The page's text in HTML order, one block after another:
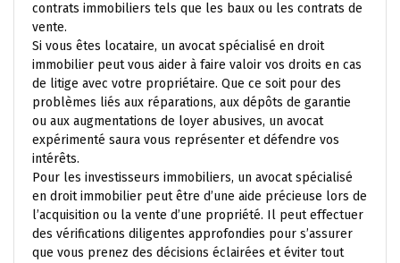
contrats immobiliers tels que les baux ou les contrats de
vente.
Si vous êtes locataire, un avocat spécialisé en droit
immobilier peut vous aider à faire valoir vos droits en cas
de litige avec votre propriétaire. Que ce soit pour des
problèmes liés aux réparations, aux dépôts de garantie
ou aux augmentations de loyer abusives, un avocat
expérimenté saura vous représenter et défendre vos
intérêts.
Pour les investisseurs immobiliers, un avocat spécialisé
en droit immobilier peut être d’une aide précieuse lors de
l’acquisition ou la vente d’une propriété. Il peut effectuer
des vérifications diligentes approfondies pour s’assurer
que vous prenez des décisions éclairées et éviter tout